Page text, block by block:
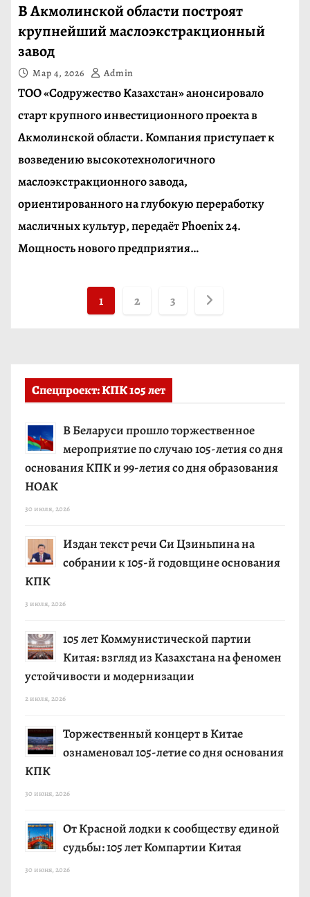
В Акмолинской области построят
крупнейший маслоэкстракционный
завод
Мар 4, 2026 Admin
ТОО «Содружество Казахстан» анонсировало
старт крупного инвестиционного проекта в
Акмолинской области. Компания приступает к
возведению высокотехнологичного
маслоэкстракционного завода,
ориентированного на глубокую переработку
масличных культур, передаёт Phoenix 24.
Мощность нового предприятия…
и
а
ц
я
п
а
п
с
я
1 2 3
Спецпроект: КПК 105 лет
В Беларуси прошло торжественное
мероприятие по случаю 105-летия со дня
основания КПК и 99-летия со дня образования
НОАК
30 июля, 2026
Издан текст речи Си Цзиньпина на
собрании к 105-й годовщине основания
КПК
3 июля, 2026
105 лет Коммунистической партии
Китая: взгляд из Казахстана на феномен
устойчивости и модернизации
2 июля, 2026
Торжественный концерт в Китае
ознаменовал 105-летие со дня основания
КПК
30 июня, 2026
От Красной лодки к сообществу единой
судьбы: 105 лет Компартии Китая
30 июня, 2026